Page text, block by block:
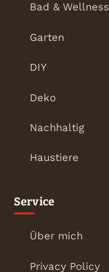
Bad & Wellness
Garten
DIY
Deko
Nachhaltig
Haustiere
Service
Über mich
Privacy Policy